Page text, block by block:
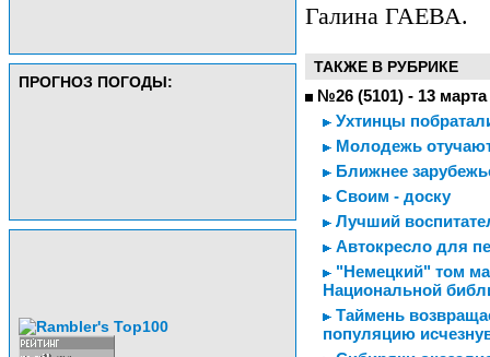
ПРОГНОЗ ПОГОДЫ:
Галина ГАЕВА.
ТАКЖЕ В РУБРИКЕ
№26 (5101) - 13 марта
Ухтинцы
Молодежь
Ближнее
Своим - доску
Лучший
Автокресло для
"Немецкий" том
Национальной
Таймень
популяцию